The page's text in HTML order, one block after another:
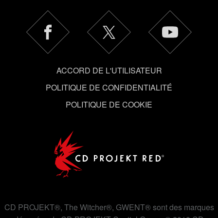
qu'avec votre permission.
Vous pouvez consulter tous les détails sur notre
utilisation des cookies et modifier vos préférences dans
ACCORD DE L'UTILISATEUR
POLITIQUE DE CONFIDENTIALITÉ
POLITIQUE DE COOKIE
CD PROJEKT®, The Witcher®, GWENT® sont des marques